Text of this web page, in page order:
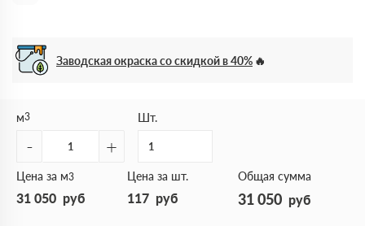
Заводская окраска со скидкой в 40%
м3
- +
Шт.
Цена за м3
31 050 руб
Цена за шт.
117 руб
Общая сумма
31 050 руб